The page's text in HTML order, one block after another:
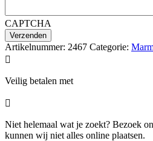
CAPTCHA
Artikelnummer: 2467 Categorie:

Veilig betalen met

Niet helemaal wat je zoekt? Bezoek
kunnen wij niet alles online plaatsen.